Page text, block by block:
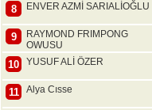
8 ENVER AZMİ SARIALİOĞLU
9
RAYMOND FRIMPONG
OWUSU
10 YUSUF ALİ ÖZER
11 Alya Cısse